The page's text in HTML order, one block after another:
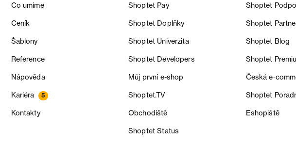
Co umíme
Ceník
Šablony
Reference
Nápověda
Kariéra 5
Kontakty
Shoptet Pay Shoptet
Shoptet Doplňky Shoptet
Shoptet Univerzita Shoptet Blog
Shoptet Developers Shoptet
Můj první e-shop Česká
Shoptet.TV Shoptet
Obchodiště Eshopiště
Shoptet Status